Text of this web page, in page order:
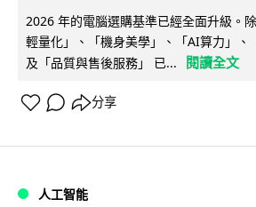
2026 年的電腦選購基準已經全面升級。
輕量化」、「機身美學」、「AI算力」、
及「品質與售後服務」 已...
閱讀全文
分享
人工智能